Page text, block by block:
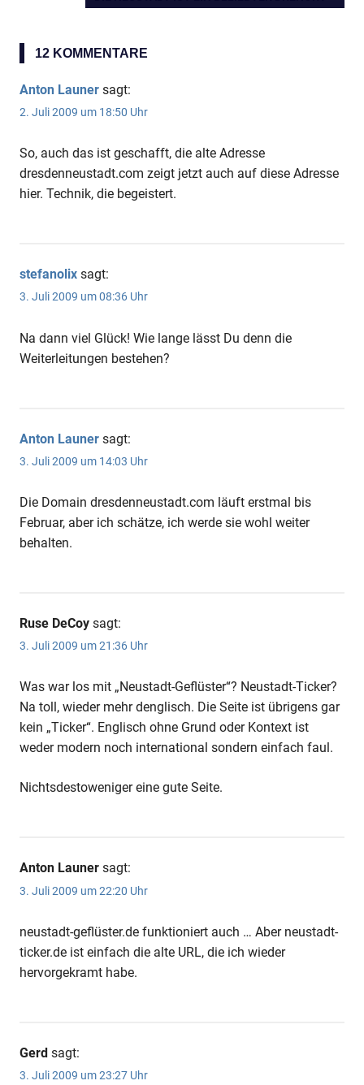
12 KOMMENTARE
Anton Launer sagt:
2. Juli 2009 um 18:50 Uhr
So, auch das ist geschafft, die alte Adresse
dresdenneustadt.com zeigt jetzt auch auf diese Adresse
hier. Technik, die begeistert.
stefanolix sagt:
3. Juli 2009 um 08:36 Uhr
Na dann viel Glück! Wie lange lässt Du denn die
Weiterleitungen bestehen?
Anton Launer sagt:
3. Juli 2009 um 14:03 Uhr
Die Domain dresdenneustadt.com läuft erstmal bis
Februar, aber ich schätze, ich werde sie wohl weiter
behalten.
Ruse DeCoy sagt:
3. Juli 2009 um 21:36 Uhr
Was war los mit „Neustadt-Geflüster“? Neustadt-Ticker?
Na toll, wieder mehr denglisch. Die Seite ist übrigens gar
kein „Ticker“. Englisch ohne Grund oder Kontext ist
weder modern noch international sondern einfach faul.
Nichtsdestoweniger eine gute Seite.
Anton Launer sagt:
3. Juli 2009 um 22:20 Uhr
neustadt-geflüster.de funktioniert auch … Aber neustadt-
ticker.de ist einfach die alte URL, die ich wieder
hervorgekramt habe.
Gerd sagt:
3. Juli 2009 um 23:27 Uhr